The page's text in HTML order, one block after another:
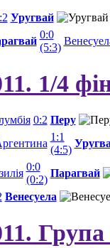
Уругвай
0:0
(5:3)
1/4
0:2 Перу
1:1
(4:5)
0:0
(0:2)
Парагвай
Венесуела
Група